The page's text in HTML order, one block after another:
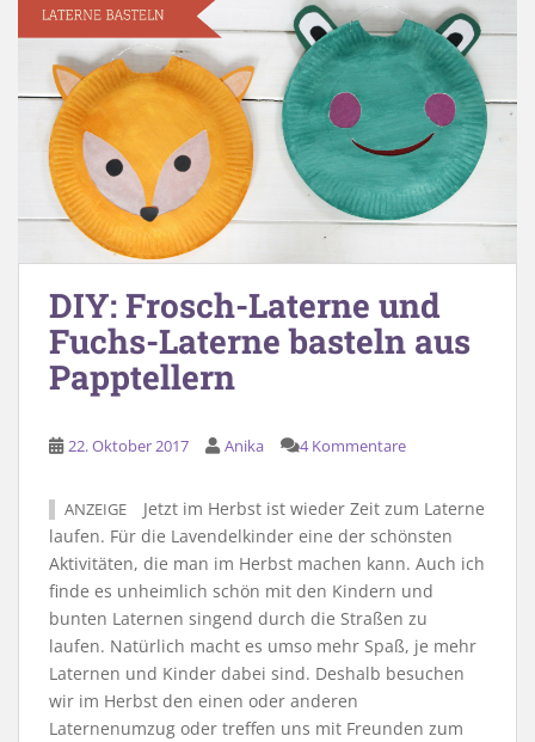
DIY: Frosch-Laterne und
Fuchs-Laterne basteln aus
Papptellern
22. Oktober 2017 Anika 4 Kommentare
ANZEIGE
Jetzt im Herbst ist wieder Zeit zum Laterne
laufen. Für die Lavendelkinder eine der schönsten
Aktivitäten, die man im Herbst machen kann. Auch ich
finde es unheimlich schön mit den Kindern und
bunten Laternen singend durch die Straßen zu
laufen. Natürlich macht es umso mehr Spaß, je mehr
Laternen und Kinder dabei sind. Deshalb besuchen
wir im Herbst den einen oder anderen
Laternenumzug oder treffen uns mit Freunden zum